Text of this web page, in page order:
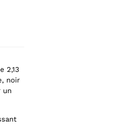
2,13
noir
un